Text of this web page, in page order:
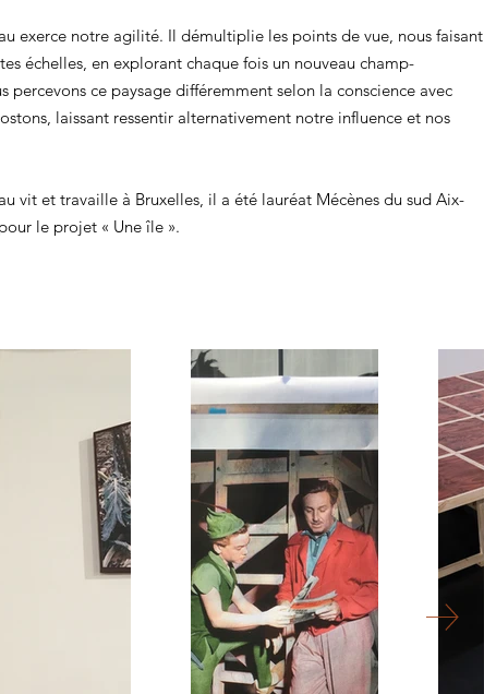
exerce notre agilité. Il démultiplie les points de vue, nous faisant
échelles, en explorant chaque fois un nouveau champ-
percevons ce paysage différemment selon la conscience avec
laissant ressentir alternativement notre influence et nos
vit et travaille à Bruxelles, il a été lauréat Mécènes du sud Aix-
le projet « Une île ».